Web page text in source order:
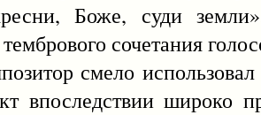
Боже, суди
сочетания
смело
впоследствии широко